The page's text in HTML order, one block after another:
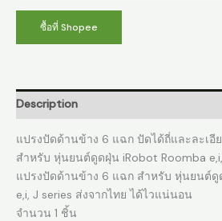
ซื้อที่ Shopee
Description
แปรงปัดด้านข้าง 6 แฉก ปัดได้ถี่และละเอี
สำหรับ หุ่นยนต์ดูดฝุ่น iRobot Roomba
แปรงปัดด้านข้าง 6 แฉก สำหรับ หุ่นยนต์ดู
e,i, J series ส่งจากไทย ได้ไวแน่นอน
จำนวน 1 ชิ้น